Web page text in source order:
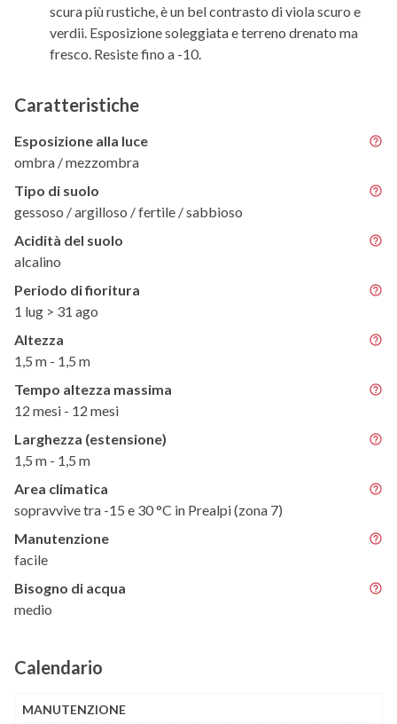
scura più rustiche, è un bel contrasto di viola scuro e
verdii. Esposizione soleggiata e terreno drenato ma
fresco. Resiste fino a -10.
Caratteristiche
Esposizione alla luce
ombra / mezzombra
Tipo di suolo
gessoso / argilloso / fertile / sabbioso
Acidità del suolo
alcalino
Periodo di fioritura
1 lug > 31 ago
Altezza
1,5 m - 1,5 m
Tempo altezza massima
12 mesi - 12 mesi
Larghezza (estensione)
1,5 m - 1,5 m
Area climatica
sopravvive tra -15 e 30 °C in Prealpi (zona 7)
Manutenzione
facile
Bisogno di acqua
medio
Calendario
MANUTENZIONE